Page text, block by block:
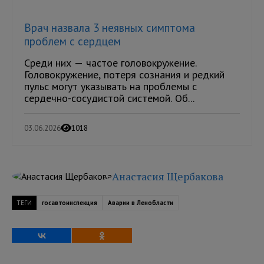
Врач назвала 3 неявных симптома
проблем с сердцем
Среди них — частое головокружение.
Головокружение, потеря сознания и редкий
пульс могут указывать на проблемы с
сердечно-сосудистой системой. Об...
03.06.2026 1018
Анастасия Щербакова
ТЕГИ госавтоинспекция Аварии в Ленобласти